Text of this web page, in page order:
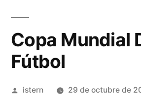
Copa Mundial
Fútbol
Publicado
istern 29 de octubre de